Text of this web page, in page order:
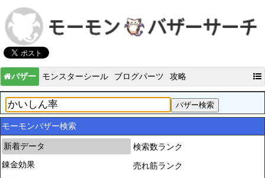
バザー モンスターシール ブログパーツ 攻略
モーモンバザー検索
新着データ
錬金効果
検索数ランク
売れ筋ランク